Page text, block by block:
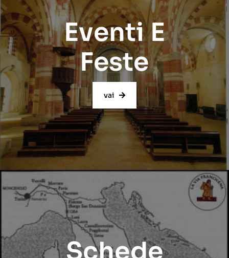
Eventi E
Feste
vai
Schede